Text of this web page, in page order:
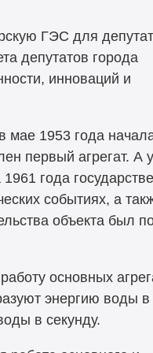
ГЭС для
депутатов города
инноваций и
мае 1953 года
первый агрегат. А
1961 года
событиях, а
объекта был
основных
энергию воды в
в секунду.